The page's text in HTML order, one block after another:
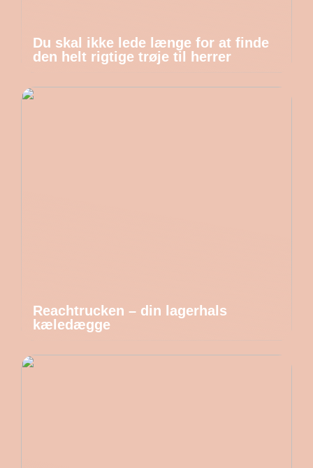
Du skal ikke lede længe for at finde
den helt rigtige trøje til herrer
Reachtrucken – din lagerhals
kæledægge